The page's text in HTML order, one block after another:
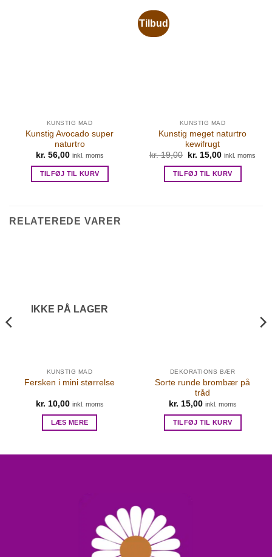
KUNSTIG MAD
Kunstig Avocado super
naturtro
kr. 56,00 inkl. moms
TILFØJ TIL KURV
Tilbud
KUNSTIG MAD
Kunstig meget naturtro
kewifrugt
kr.19,00
Den
pris
var:
kr. 15,00Den
pris
er:
inkl. moms
TILFØJ TIL KURV
RELATEREDE VARER
IKKE PÅ LAGER
KUNSTIG MAD
Fersken i mini størrelse
kr. 10,00 inkl. moms
LÆS MERE
DEKORATIONS BÆR
Sorte runde brombær på
tråd
kr. 15,00 inkl. moms
TILFØJ TIL KURV